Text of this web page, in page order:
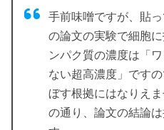
手前味噌ですが、貼
の論文の実験で細胞
ンパク質の濃度は「
ない超高濃度」です
ぼす根拠にはなりえ
の通り、論文の結論